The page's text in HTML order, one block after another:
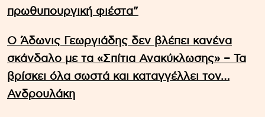
πρωθυπουργική φιέστα”
Ο Άδωνις Γεωργιάδης δεν βλέπει κανένα
σκάνδαλο με τα «Σπίτια Ανακύκλωσης» – Τα
βρίσκει όλα σωστά και καταγγέλλει τον…
Ανδρουλάκη